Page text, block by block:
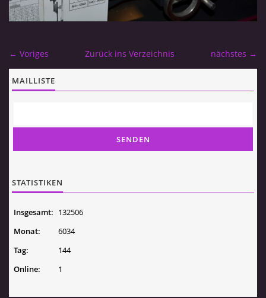
DIČ: CZ8507193299
+420 775 209 613
← Voriges nächstes →
Zurück ins Verzeichnis
MAILLISTE
STATISTIKEN
Online: 1
Insgesamt: 132506
Monat:
6034
Tag:
144